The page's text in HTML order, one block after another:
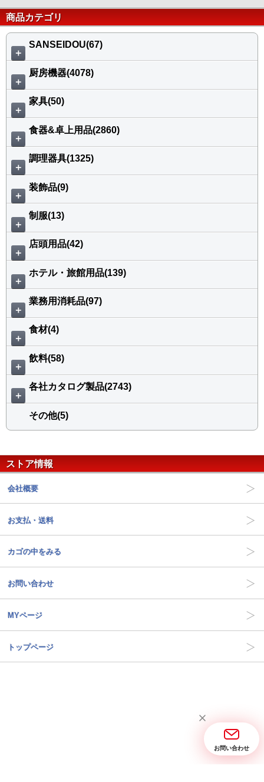
商品カテゴリ
＋
SANSEIDOU(67)
＋
厨房機器(4078)
＋
家具(50)
＋
食器&卓上用品(2860)
＋
調理器具(1325)
＋
装飾品(9)
＋
制服(13)
＋
店頭用品(42)
＋
ホテル・旅館用品(139)
＋
業務用消耗品(97)
＋
食材(4)
＋
飲料(58)
＋
各社カタログ製品(2743)
その他(5)
ストア情報
会社概要
お支払・送料
カゴの中をみる
お問い合わせ
MYページ
トップページ
お問い合わせ